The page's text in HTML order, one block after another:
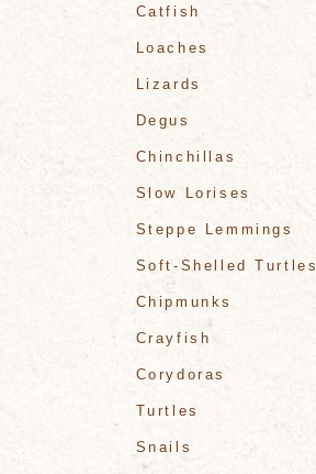
Catfish
Loaches
Lizards
Degus
Chinchillas
Slow Lorises
Steppe Lemmings
Soft-Shelled Turtles
Chipmunks
Crayfish
Corydoras
Turtles
Snails